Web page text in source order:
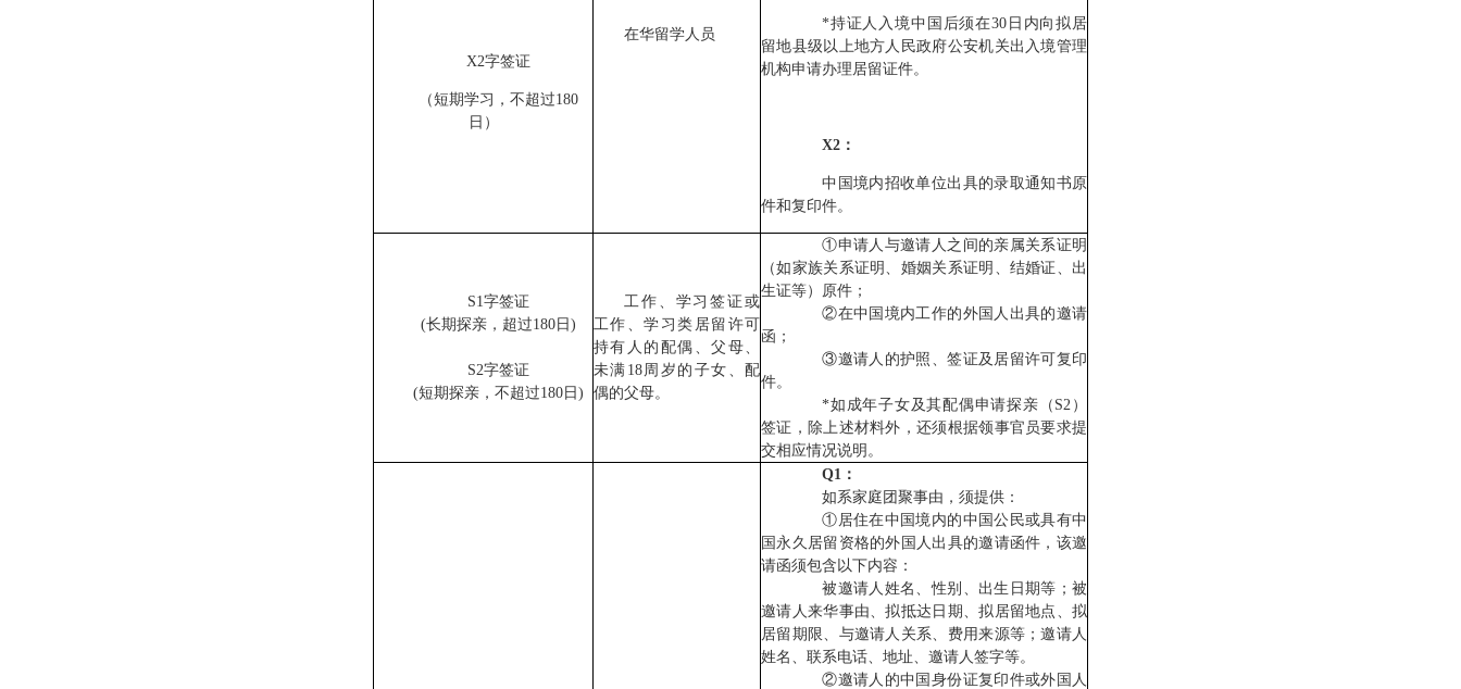
X2字签证
（短期学习，不超过180
日）
在华留学人员
*持证人入境中国后须在30日内向拟居
留地县级以上地方人民政府公安机关出入境管理
机构申请办理居留证件。
X2：
中国境内招收单位出具的录取通知书原
件和复印件。
S1字签证
(长期探亲，超过180日)
S2字签证
(短期探亲，不超过180日)
工作、学习签证或
工作、学习类居留许可
持有人的配偶、父母、
未满18周岁的子女、配
偶的父母。
①申请人与邀请人之间的亲属关系证明
（如家族关系证明、婚姻关系证明、结婚证、出
生证等）原件；
②在中国境内工作的外国人出具的邀请
函；
③邀请人的护照、签证及居留许可复印
件。
*如成年子女及其配偶申请探亲（S2）
签证，除上述材料外，还须根据领事官员要求提
交相应情况说明。
Q1：
如系家庭团聚事由，须提供：
①居住在中国境内的中国公民或具有中
国永久居留资格的外国人出具的邀请函件，该邀
请函须包含以下内容：
被邀请人姓名、性别、出生日期等；被
邀请人来华事由、拟抵达日期、拟居留地点、拟
居留期限、与邀请人关系、费用来源等；邀请人
姓名、联系电话、地址、邀请人签字等。
②邀请人的中国身份证复印件或外国人